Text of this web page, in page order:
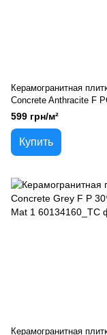
Керамогранитная
Concrete Anthracite F
R Mat 1
599 грн/м²
Купить
Керамогранитная